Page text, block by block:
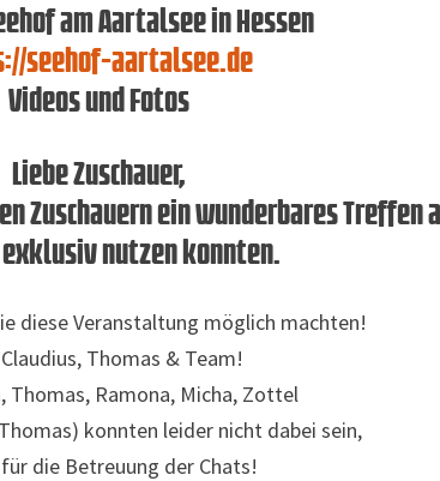
am Aartalsee in Hessen
seehof-aartalsee.de
Videos und Fotos
Liebe Zuschauer,
Zuschauern ein wunderbares Treffen
nutzen konnten.
diese Veranstaltung möglich machten!
Thomas & Team!
Thomas, Ramona, Micha, Zottel
konnten leider nicht dabei sein,
die Betreuung der Chats!